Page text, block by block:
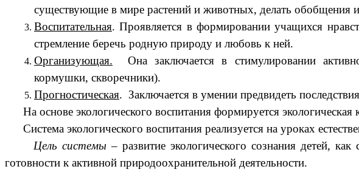
существующие в мире растений и животных, делать обобщения
Воспитательная. Проявляется в формировании учащихся
стремление беречь родную природу и любовь к ней.
Организующая. Она заключается в стимулировании
кормушки, скворечники).
Прогностическая. Заключается в умении предвидеть
На основе экологического воспитания формируется экологическая
Система экологического воспитания реализуется на уроках
Цель системы – развитие экологического сознания детей,
готовности к активной природоохранительной деятельности.